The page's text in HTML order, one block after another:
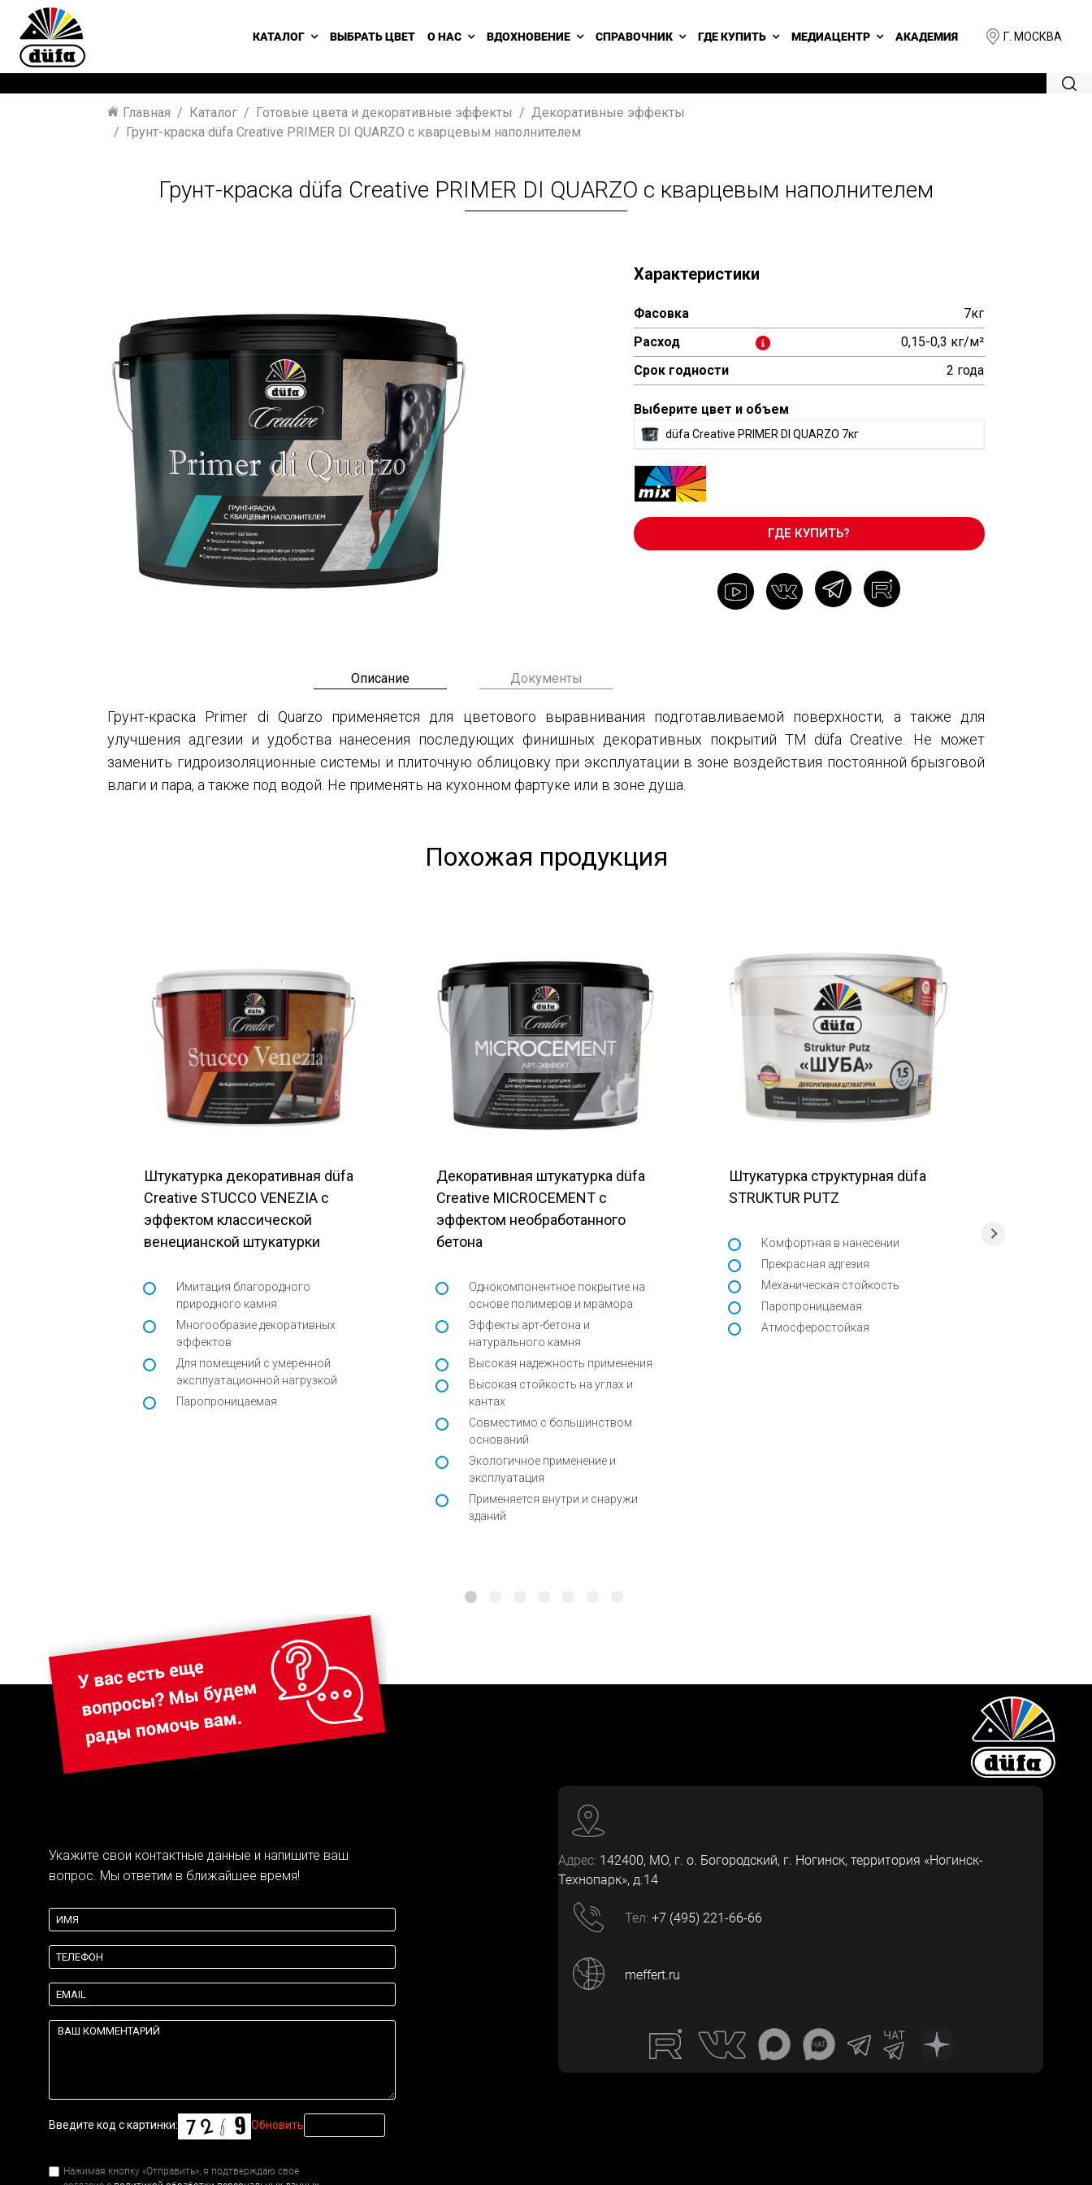
Г. МОСКВА
КАТАЛОГ ВЫБРАТЬ ЦВЕТ О НАС ВДОХНОВЕНИЕ СПРАВОЧНИК ГДЕ КУПИТЬ МЕДИАЦЕНТР АКАДЕМИЯ
Главная Каталог Готовые цвета и декоративные эффекты
Декоративные эффекты
Грунт-краска düfa Creative PRIMER DI QUARZO с кварцевым наполнителем
Грунт-краска düfa Creative PRIMER DI QUARZO с кварцевым наполнителем
Характеристики
Фасовка
7кг
Расход
0,15-0,3 кг/м²
Срок годности
2 года
Выберите цвет и объем
düfa Creative PRIMER DI QUARZO 7кг
ГДЕ КУПИТЬ?
Описание Документы
Грунт-краска Primer di Quarzo применяется для цветового выравнивания подготавливаемой поверхности, а также для
улучшения адгезии и удобства нанесения последующих финишных декоративных покрытий ТМ düfa Creative. Не может
заменить гидроизоляционные системы и плиточную облицовку при эксплуатации в зоне воздействия постоянной брызговой
влаги и пара, а также под водой. Не применять на кухонном фартуке или в зоне душа.
Похожая продукция
Штукатурка декоративная düfa
Creative STUCCO VENEZIA с
эффектом классической
венецианской штукатурки
Имитация благородного
природного камня
Многообразие декоративных
эффектов
Для помещений с умеренной
эксплуатационной нагрузкой
Паропроницаемая
Декоративная штукатурка düfa
Creative MICROCEMENT с
эффектом необработанного
бетона
Однокомпонентное покрытие на
основе полимеров и мрамора
Эффекты арт-бетона и
натурального камня
Высокая надежность применения
Высокая стойкость на углах и
кантах
Совместимо с большинством
оснований
Экологичное применение и
эксплуатация
Применяется внутри и снаружи
зданий
Штукатурка структурная düfa
STRUKTUR PUTZ
Комфортная в нанесении
Прекрасная адгезия
Механическая стойкость
Паропроницаемая
Атмосферостойкая
Укажите свои контактные данные и напишите ваш
вопрос. Мы ответим в ближайшее время!
{theme:body}{theme:validation}
Введите код с картинки: Обновить
Нажимая кнопку «Отправить», я подтверждаю свое
Адрес: 142400, МО, г. о. Богородский, г. Ногинск, территория «Ногинск-
Технопарк», д.14
Тел: +7 (495) 221-66-66
meffert.ru